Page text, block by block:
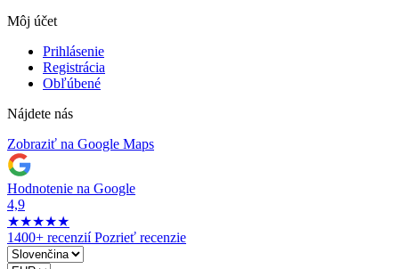
Môj účet
Prihlásenie
Registrácia
Obľúbené
Nájdete nás
Zobraziť na Google Maps
Hodnotenie na Google
4,9
★★★★★
1400+ recenzií Pozrieť recenzie